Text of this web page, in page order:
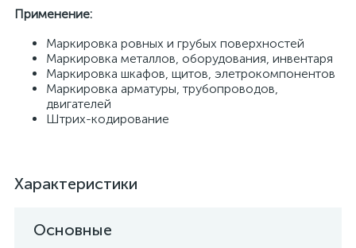
Применение:
Маркировка ровных и грубых поверхностей
Маркировка металлов, оборудования, инвентаря
Маркировка шкафов, щитов, элетрокомпонентов
Маркировка арматуры, трубопроводов,
двигателей
Штрих-кодирование
Характеристики
Основные